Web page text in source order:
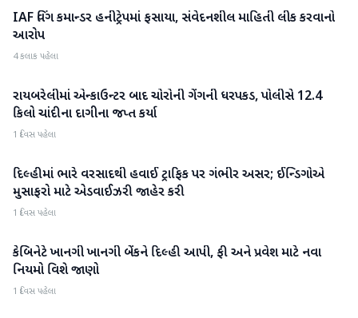
રાષ્ટ્રીય
IAF વિંગ કમાન્ડર હનીટ્રેપમાં ફસાયા, સંવેદનશીલ માહિતી લીક કરવાનો
આરોપ
4 કલાક પહેલા
રાષ્ટ્રીય
રાયબરેલીમાં એન્કાઉન્ટર બાદ ચોરોની ગેંગની ધરપકડ, પોલીસે 12.4
કિલો ચાંદીના દાગીના જપ્ત કર્યા
1 દિવસ પહેલા
રાષ્ટ્રીય
દિલ્હીમાં ભારે વરસાદથી હવાઈ ટ્રાફિક પર ગંભીર અસર; ઈન્ડિગોએ
મુસાફરો માટે એડવાઈઝરી જાહેર કરી
1 દિવસ પહેલા
રાષ્ટ્રીય
કેબિનેટે ખાનગી ખાનગી બેંકને દિલ્હી આપી, ફી અને પ્રવેશ માટે નવા
નિયમો વિશે જાણો
1 દિવસ પહેલા